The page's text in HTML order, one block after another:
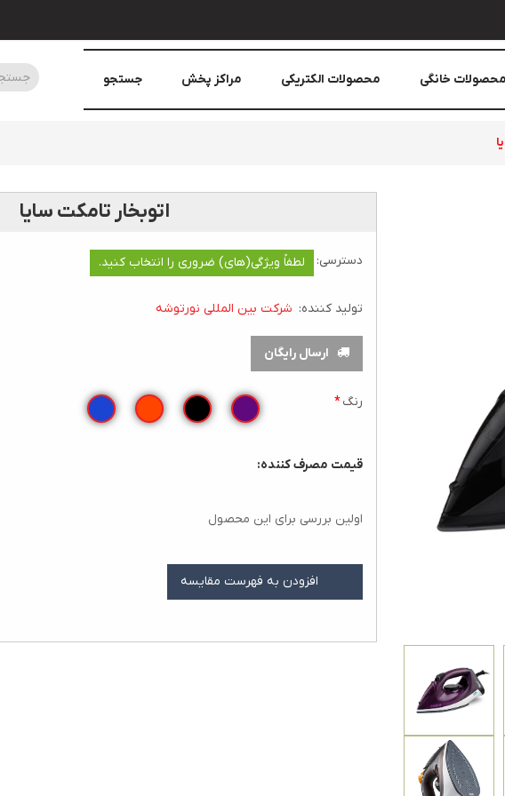
محصولات خانگی محصولات الکتریکی مراکز پخش جستجو
اتوبخار تامکت سایا
دسترسی: لطفاً ویژگی(های) ضروری را انتخاب کنید.
تولید کننده: شرکت بین المللی نورتوشه
ارسال رایگان
رنگ*
قيمت مصرف کننده:
افزودن به فهرست مقایسه
اولین بررسی برای این محصول